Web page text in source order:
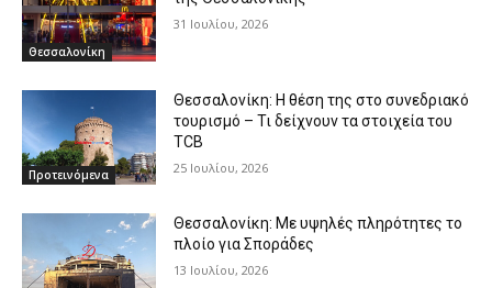
Θεσσαλονίκη
31 Ιουλίου, 2026
Προτεινόμενα
Θεσσαλονίκη: Η θέση της στο συνεδριακό
τουρισμό – Τι δείχνουν τα στοιχεία του
TCB
25 Ιουλίου, 2026
Θεσσαλονίκη: Με υψηλές πληρότητες το
πλοίο για Σποράδες
13 Ιουλίου, 2026